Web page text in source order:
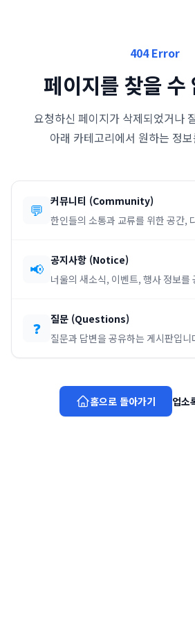
404 Error
페이지를 찾을 수
요청하신 페이지가 삭제되었거나
아래 카테고리에서 원하는 정
💬 커뮤니티 (Community)
한인들의 소통과 교류를 위한 공간,
📢 공지사항 (Notice)
너울의 새소식, 이벤트, 행사 정보를
❓ 질문 (Questions)
질문과 답변을 공유하는 게시판입니
홈으로 돌아가기 업소